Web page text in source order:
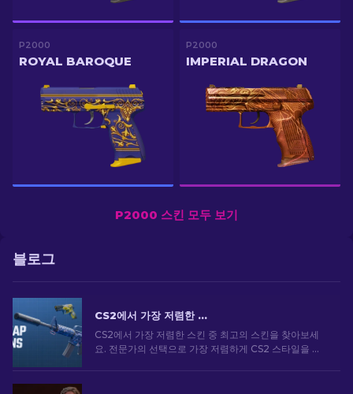
P2000
ROYAL BAROQUE
P2000
IMPERIAL DRAGON
P2000 스킨 모두 보기
블로그
CS2에서 가장 저렴한 스킨 [2026]
CS2에서 가장 저렴한 스킨 중 최고의 스킨을 찾아보세
요. 전문가의 선택으로 가장 저렴하게 CS2 스타일을 업